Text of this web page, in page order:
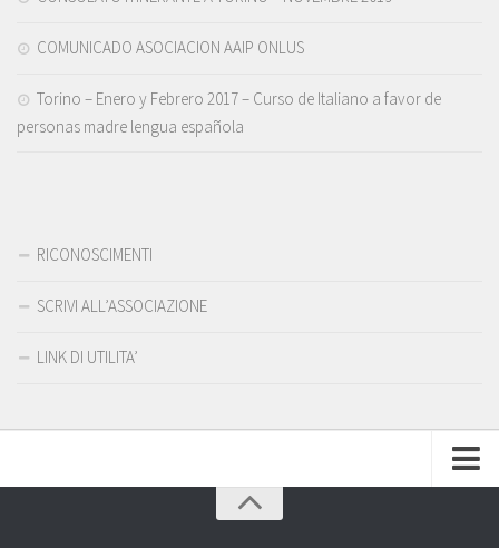
COMUNICADO ASOCIACION AAIP ONLUS
Torino – Enero y Febrero 2017 – Curso de Italiano a favor de
personas madre lengua española
RICONOSCIMENTI
SCRIVI ALL’ASSOCIAZIONE
LINK DI UTILITA’